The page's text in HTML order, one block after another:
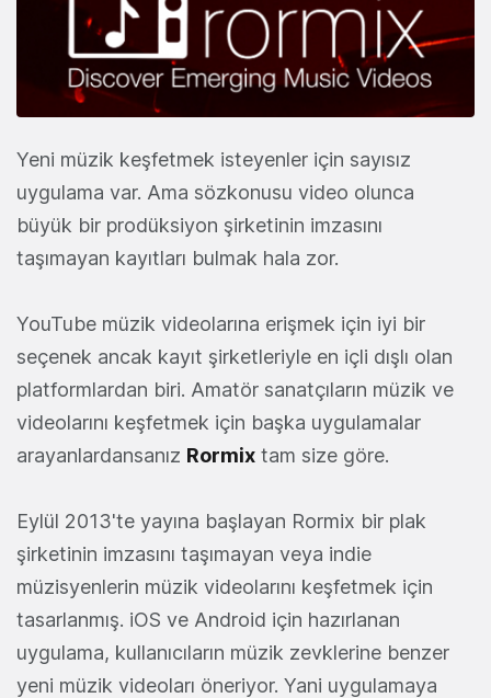
Yeni müzik keşfetmek isteyenler için sayısız
uygulama var. Ama sözkonusu video olunca
büyük bir prodüksiyon şirketinin imzasını
taşımayan kayıtları bulmak hala zor.
YouTube müzik videolarına erişmek için iyi bir
seçenek ancak kayıt şirketleriyle en içli dışlı olan
platformlardan biri. Amatör sanatçıların müzik ve
videolarını keşfetmek için başka uygulamalar
arayanlardansanız Rormix tam size göre.
Eylül 2013'te yayına başlayan Rormix bir plak
şirketinin imzasını taşımayan veya indie
müzisyenlerin müzik videolarını keşfetmek için
tasarlanmış. iOS ve Android için hazırlanan
uygulama, kullanıcıların müzik zevklerine benzer
yeni müzik videoları öneriyor. Yani uygulamaya